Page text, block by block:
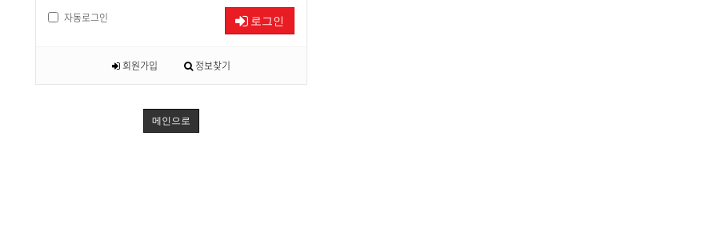
자동로그인 로그인
회원가입 정보찾기
메인으로